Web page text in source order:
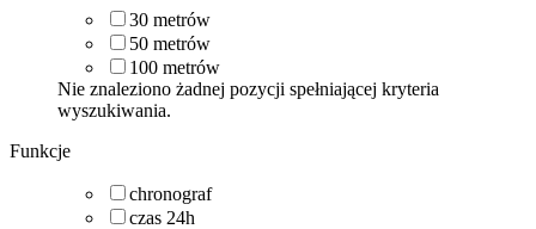
30 metrów
50 metrów
100 metrów
Nie znaleziono żadnej pozycji spełniającej kryteria
wyszukiwania.
Funkcje
chronograf
czas 24h